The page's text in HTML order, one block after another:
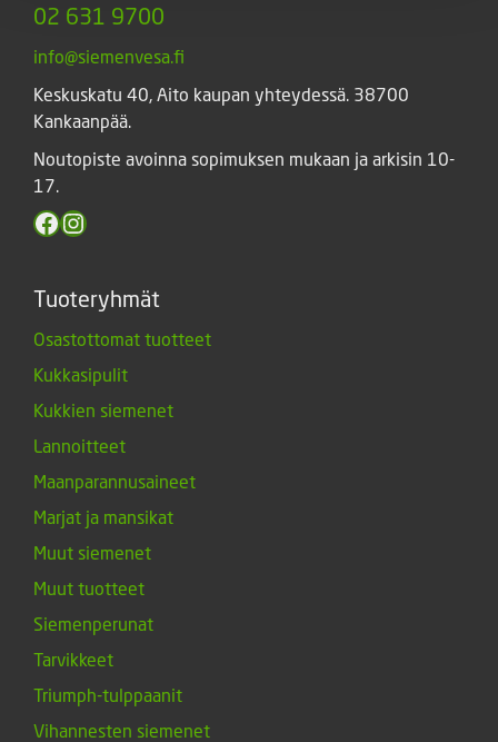
02 631 9700
info@siemenvesa.fi
Keskuskatu 40, Aito kaupan yhteydessä. 38700
Kankaanpää.
Noutopiste avoinna sopimuksen mukaan ja arkisin 10-
17.
Facebook
Instagram
Tuoteryhmät
Osastottomat tuotteet
Kukkasipulit
Kukkien siemenet
Lannoitteet
Maanparannusaineet
Marjat ja mansikat
Muut siemenet
Muut tuotteet
Siemenperunat
Tarvikkeet
Triumph-tulppaanit
Vihannesten siemenet